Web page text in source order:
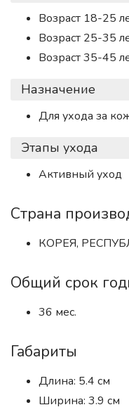
Возраст 18-25
Возраст 25-35
Возраст 35-45
Назначение
Для ухода за
Этапы ухода
Активный уход
Страна
КОРЕЯ,
Общий срок
36 мес.
Габариты
Длина: 5.4 см
Ширина: 3.9 см